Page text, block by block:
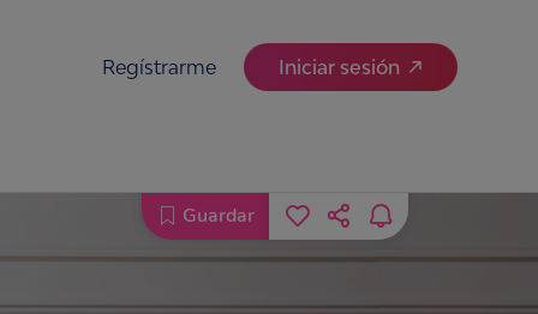
Regístrarme Iniciar sesión
Guardar